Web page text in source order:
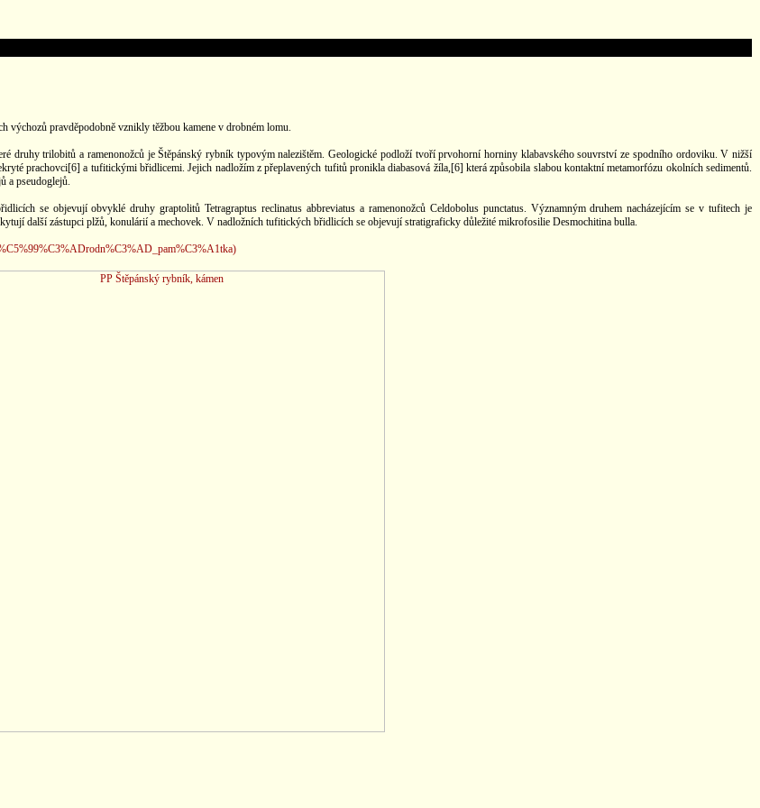
výchozů pravděpodobně vznikly těžbou kamene v drobném lomu.
druhy trilobitů a ramenonožců je Štěpánský rybník typovým nalezištěm. Geologické podloží tvoří prvohorní horniny klabavského souvrství ze spodního ordoviku. V nižší
prachovci[6] a tufitickými břidlicemi. Jejich nadložím z přeplavených tufitů pronikla diabasová žíla,[6] která způsobila slabou kontaktní metamorfózu okolních sedimentů.
a pseudoglejů.
se objevují obvyklé druhy graptolitů Tetragraptus reclinatus abbreviatus a ramenonožců Celdobolus punctatus. Významným druhem nacházejícím se v tufitech je
další zástupci plžů, konulárií a mechovek. V nadložních tufitických břidlicích se objevují stratigraficky důležité mikrofosilie Desmochitina bulla.